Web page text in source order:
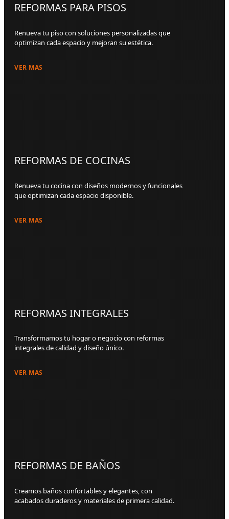
REFORMAS PARA PISOS
Renueva tu piso con soluciones personalizadas que
optimizan cada espacio y mejoran su estética.
VER MAS
REFORMAS DE COCINAS
Renueva tu cocina con diseños modernos y funcionales
que optimizan cada espacio disponible.
VER MAS
REFORMAS INTEGRALES
Transformamos tu hogar o negocio con reformas
integrales de calidad y diseño único.
VER MAS
REFORMAS DE BAÑOS
Creamos baños confortables y elegantes, con
acabados duraderos y materiales de primera calidad.